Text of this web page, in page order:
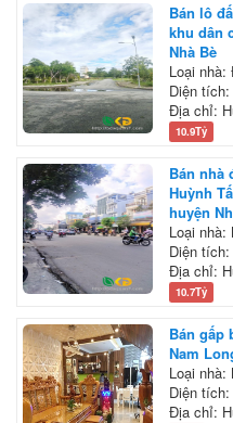
Bán lô
khu dân
Nhà Bè
Loại nhà:
Diện
Địa chỉ:
10.9Tỷ
Bán nhà
Huỳnh
huyện
Loại nhà:
Diện
Địa chỉ:
10.7Tỷ
Bán gấp
Nam
Loại nhà:
Diện
Địa chỉ: